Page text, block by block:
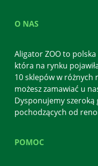
O NAS
Aligator ZOO to
która na rynku
10 sklepów w różnych
możesz zamawiać u
Dysponujemy
pochodzących od
POMOC